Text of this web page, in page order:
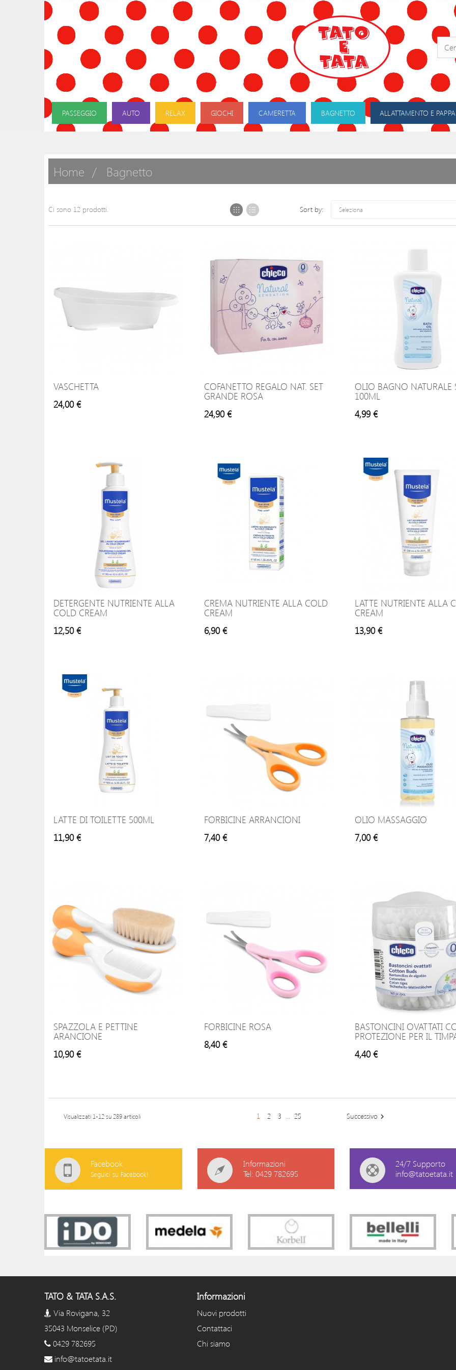
PASSEGGIO AUTO RELAX GIOCHI CAMERETTA BAGNETTO ALLATTAMENTO E PAPPA
Home Bagnetto
Ci sono 12 prodotti. Sort by: Seleziona
VASCHETTA
24,00 €
COFANETTO REGALO NAT. SET
GRANDE ROSA
24,90 €
OLIO BAGNO NATURALE
100ML
4,99 €
DETERGENTE NUTRIENTE ALLA
COLD CREAM
12,50 €
CREMA NUTRIENTE ALLA COLD
CREAM
6,90 €
LATTE NUTRIENTE ALLA
CREAM
13,90 €
LATTE DI TOILETTE 500ML
11,90 €
FORBICINE ARRANCIONI
7,40 €
OLIO MASSAGGIO
7,00 €
SPAZZOLA E PETTINE
ARANCIONE
10,90 €
FORBICINE ROSA
8,40 €
BASTONCINI OVATTATI
PROTEZIONE PER IL
4,40 €
Visualizzati 1-12 su 289 articoli 1 2 3 25 Successivo
Facebook
Seguici su Facebook!
Informazioni
Tel: 0429 782695
24/7 Supporto
info@tatoetata.it
TATO & TATA S.A.S.
Via Rovigana, 32
35043 Monselice (PD)
0429 782695
info@tatoetata.it
Informazioni
Nuovi prodotti
Contattaci
Chi siamo